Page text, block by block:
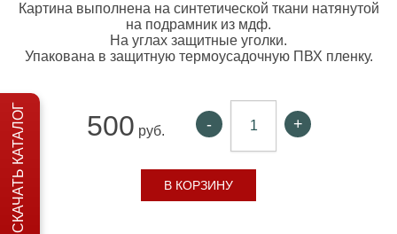
Картина выполнена на синтетической ткани натянутой
на подрамник из мдф.
На углах защитные уголки.
Упакована в защитную термоусадочную ПВХ пленку.
500 руб. - +
В КОРЗИНУ
СКАЧАТЬ КАТАЛОГ